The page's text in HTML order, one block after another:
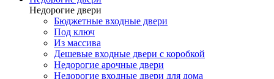
Недорогие двери
Бюджетные входные двери
Под ключ
Из массива
Дешевые входные двери с коробкой
Недорогие арочные двери
Недорогие входные двери для дома